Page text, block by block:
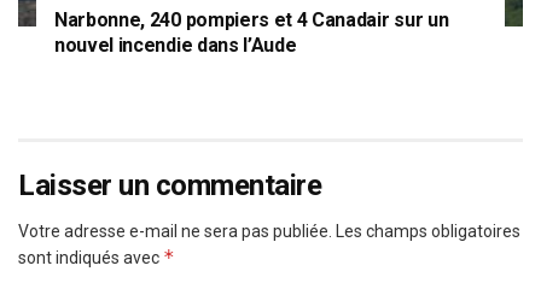
Narbonne, 240 pompiers et 4 Canadair sur un
nouvel incendie dans l’Aude
Laisser un commentaire
Votre adresse e-mail ne sera pas publiée. Les champs obligatoires
sont indiqués avec *